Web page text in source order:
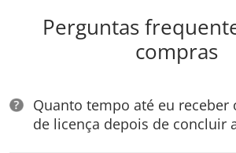
Perguntas
compras
Quanto tempo até eu receber
de licença depois de concluir